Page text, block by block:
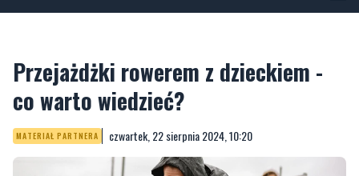
Przejażdżki rowerem z dzieckiem -
co warto wiedzieć?